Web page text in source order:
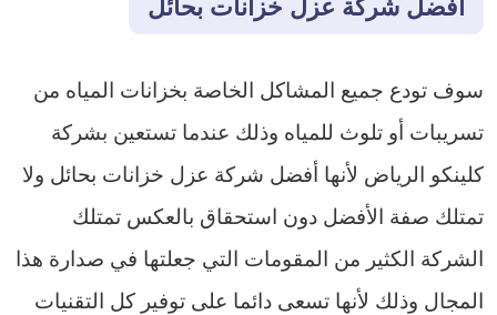
سوف تودع جميع المشاكل الخاصة بخزانات المياه من
تسريبات أو تلوث للمياه وذلك عندما تستعين بشركة
كلينكو الرياض لأنها أفضل شركة عزل خزانات بحائل ولا
تمتلك صفة الأفضل دون استحقاق بالعكس تمتلك
الشركة الكثير من المقومات التي جعلتها في صدارة هذا
المجال وذلك لأنها تسعى دائما على توفير كل التقنيات